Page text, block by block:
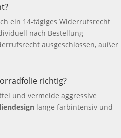
ein 14-tägiges Widerrufsrecht
nach Bestellung
ausgeschlossen, außer
richtig?
und vermeide aggressive
lange farbintensiv und